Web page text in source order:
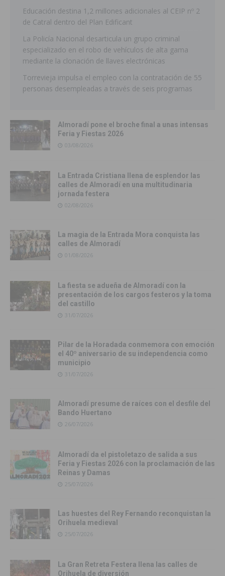
Educación destina 1,2 millones adicionales al CEIP nº 2
de Catral dentro del Plan Edificant
La Policía Nacional desarticula un grupo criminal
especializado en el robo de vehículos de alta gama
mediante la clonación de llaves electrónicas
Torrevieja impulsa el empleo con la contratación de 55
personas desempleadas a través de seis programas
Almoradí pone el broche final a unas intensas
Feria y Fiestas 2026
03/08/2026
La Entrada Cristiana llena de esplendor las
calles de Almoradí en una multitudinaria
jornada festera
02/08/2026
La magia de la Entrada Mora conquista las
calles de Almoradí
01/08/2026
La fiesta se adueña de Almoradí con la
presentación de los cargos festeros y la toma
del castillo
31/07/2026
Pilar de la Horadada conmemora con emoción
el 40º aniversario de su independencia como
municipio
31/07/2026
Almoradí presume de raíces con el desfile del
Bando Huertano
26/07/2026
Almoradí da el pistoletazo de salida a sus
Feria y Fiestas 2026 con la proclamación de las
Reinas y Damas
25/07/2026
Las huestes del Rey Fernando reconquistan la
Orihuela medieval
25/07/2026
La Gran Retreta Festera llena las calles de
Orihuela de diversión